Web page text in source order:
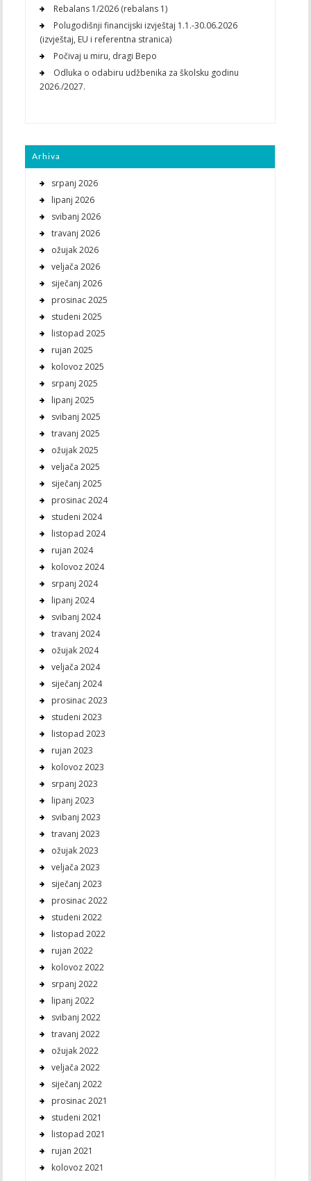
Rebalans 1/2026 (rebalans 1)
Polugodišnji financijski izvještaj 1.1.-30.06.2026
(izvještaj, EU i referentna stranica)
Počivaj u miru, dragi Bepo
Odluka o odabiru udžbenika za školsku godinu
2026./2027.
Arhiva
srpanj 2026
lipanj 2026
svibanj 2026
travanj 2026
ožujak 2026
veljača 2026
siječanj 2026
prosinac 2025
studeni 2025
listopad 2025
rujan 2025
kolovoz 2025
srpanj 2025
lipanj 2025
svibanj 2025
travanj 2025
ožujak 2025
veljača 2025
siječanj 2025
prosinac 2024
studeni 2024
listopad 2024
rujan 2024
kolovoz 2024
srpanj 2024
lipanj 2024
svibanj 2024
travanj 2024
ožujak 2024
veljača 2024
siječanj 2024
prosinac 2023
studeni 2023
listopad 2023
rujan 2023
kolovoz 2023
srpanj 2023
lipanj 2023
svibanj 2023
travanj 2023
ožujak 2023
veljača 2023
siječanj 2023
prosinac 2022
studeni 2022
listopad 2022
rujan 2022
kolovoz 2022
srpanj 2022
lipanj 2022
svibanj 2022
travanj 2022
ožujak 2022
veljača 2022
siječanj 2022
prosinac 2021
studeni 2021
listopad 2021
rujan 2021
kolovoz 2021